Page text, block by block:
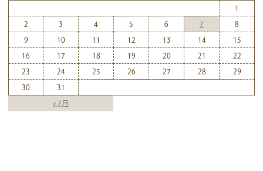
« 7月
1
2 3 4 5 6 7 8
9 10 11 12 13 14 15
16 17 18 19 20 21 22
23 24 25 26 27 28 29
30 31